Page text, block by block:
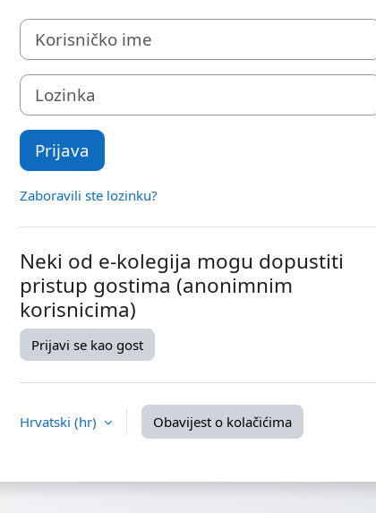
Korisničko ime
Lozinka
Prijava
Zaboravili ste lozinku?
Neki od e-kolegija mogu dopustiti
pristup gostima (anonimnim
korisnicima)
Prijavi se kao gost
Hrvatski ‎(hr)‎ Obavijest o kolačićima